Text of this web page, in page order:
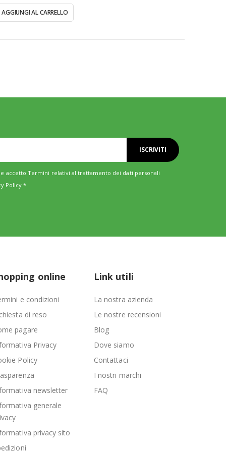
AGGIUNGI AL CARRELLO
ISCRIVITI
accetto Termini relativi al trattamento dei dati personali
Policy*
online
e condizioni
di reso
pagare
Privacy
Policy
newsletter
generale
privacy sito
Link utili
La nostra azienda
Le nostre recensioni
Blog
Dove siamo
Contattaci
I nostri marchi
FAQ